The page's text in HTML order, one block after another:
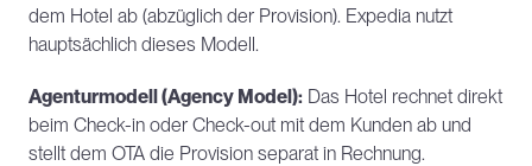
dem Hotel ab (abzüglich der Provision). Expedia nutzt
hauptsächlich dieses Modell.
Agenturmodell (Agency Model): Das Hotel rechnet direkt
beim Check-in oder Check-out mit dem Kunden ab und
stellt dem OTA die Provision separat in Rechnung.